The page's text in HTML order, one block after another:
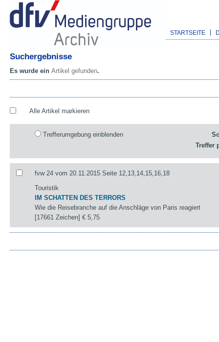
STARTSEITE
Suchergebnisse
Es wurde ein Artikel gefunden.
Alle Artikel markieren
Trefferumgebung einblenden
Treffer
fvw 24 vom 20.11.2015 Seite 12,13,14,15,16,18
Touristik
IM SCHATTEN DES TERRORS
Wie die Reisebranche auf die Anschläge von Paris reagiert
[17661 Zeichen]€ 5,75